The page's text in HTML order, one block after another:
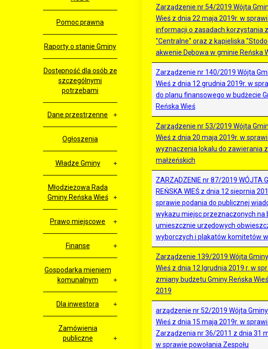
Zarządzenie nr 54/2019 Wójta
Wieś z dnia 22 maja 2019r. w
informacji o zasadach korzystania
"Centralne" oraz z kąpieliska
akwenie Dębowa w gminie Reńska
Zarządzenie nr 140/2019 Wójta
Wieś z dnia 12 grudnia 2019r. w
do planu finansowego w budżecie
Reńska Wieś
Zarządzenie nr 53/2019 Wójta
Wieś z dnia 20 maja 2019r. w
wyznaczenia lokalu do zawierania
małżeńskich
ZARZĄDZENIE nr 87/2019 WÓJTA
REŃSKA WIEŚ z dnia 12 sieprnia
sprawie podania do publicznej
wykazu miejsc przeznaczonych na
umieszcznie urzędowych
wyborczych i plakatów komitetów
Zarządzenie 139/2019 Wójta
Wieś z dnia 12 lgrudnia 2019 r. w
zmiany budżetu Gminy Reńska
2019
arządzenie nr 52/2019 Wójta
Wieś z dnia 15 maja 2019r. w
Zarządzenia nr 36/2011 z dnia 31
w sprawie powołania Zespołu
Pomoc prawna
Raporty o stanie Gminy
Dostępność dla osób ze
szczególnymi
potrzebami
Dane przestrzenne
Ogłoszenia
Władze Gminy
Młodzieżowa Rada
Gminy Reńska Wieś
Prawo miejscowe
Finanse
Gospodarka mieniem
komunalnym
Dla inwestora
Zamówienia
publiczne